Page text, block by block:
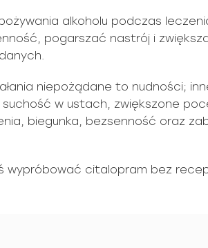
alkoholu podczas
pogarszać nastrój i
niepożądane to nudności;
w ustach, zwiększone
biegunka, bezsenność oraz
wypróbować citalopram bez